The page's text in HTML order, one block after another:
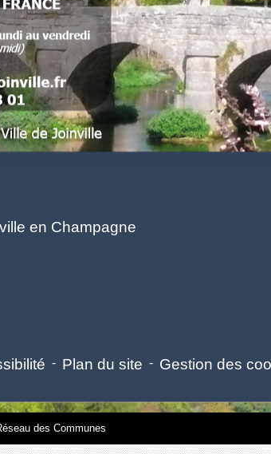
.
.
en Champagne
- Plan du site - Gestion des
des Communes